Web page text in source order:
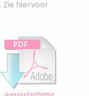
. Zie hiervoor